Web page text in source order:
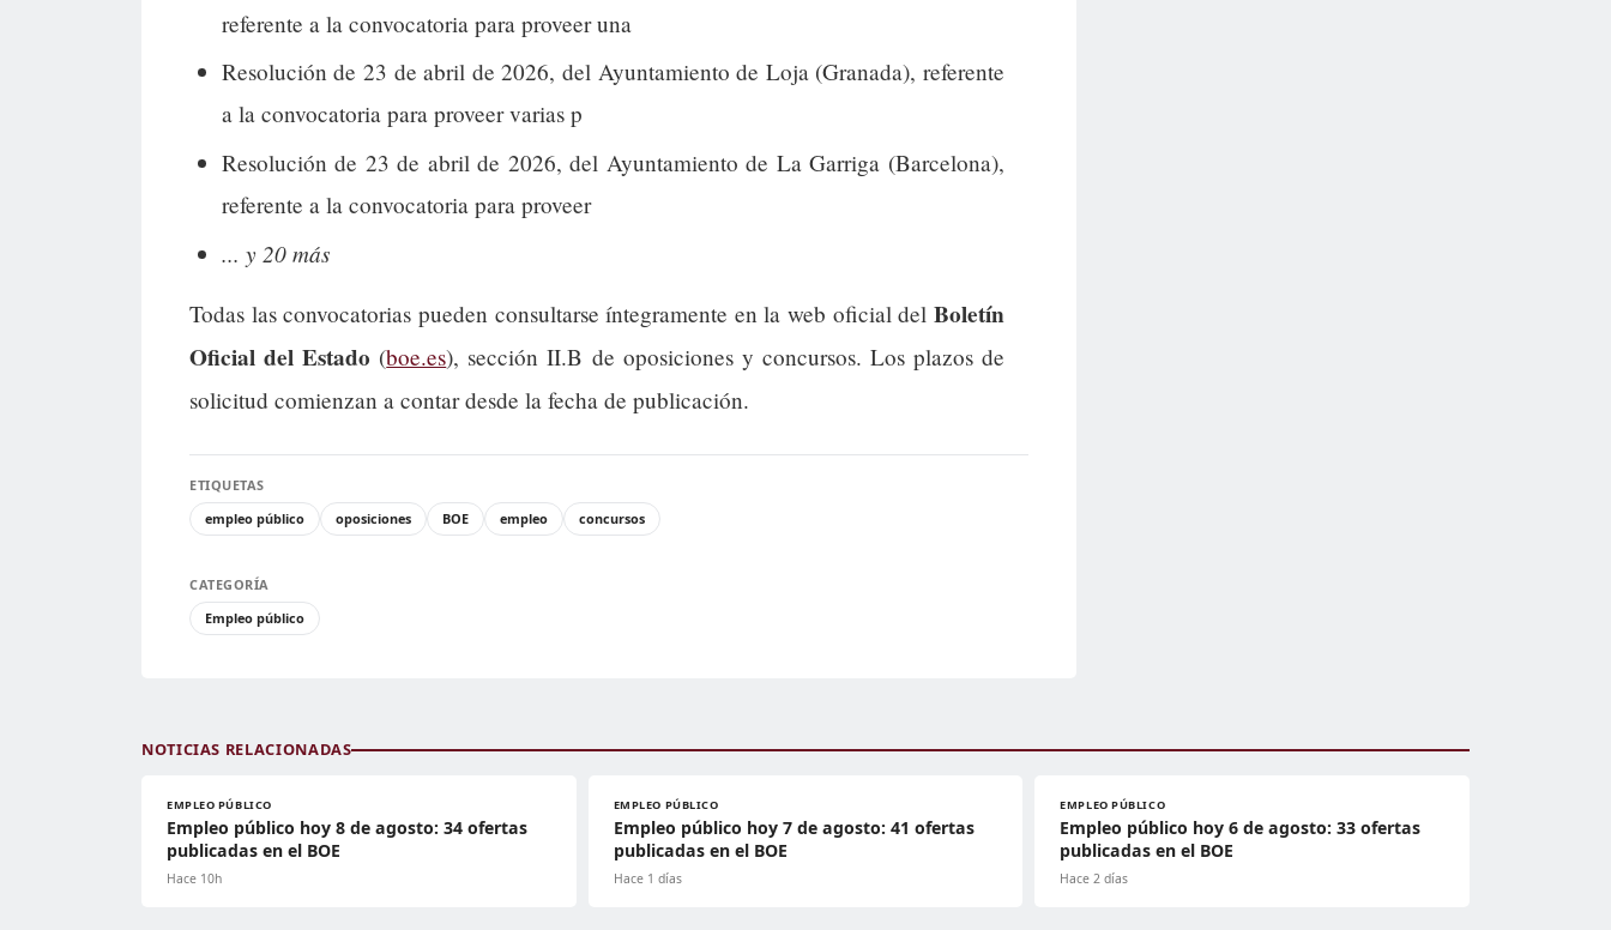
referente a la convocatoria para proveer una
Resolución de 23 de abril de 2026, del Ayuntamiento de Loja (Granada), referente
a la convocatoria para proveer varias p
Resolución de 23 de abril de 2026, del Ayuntamiento de La Garriga (Barcelona),
referente a la convocatoria para proveer
... y 20 más
Todas las convocatorias pueden consultarse íntegramente en la web oficial del Boletín
Oficial del Estado (boe.es), sección II.B de oposiciones y concursos. Los plazos de
solicitud comienzan a contar desde la fecha de publicación.
ETIQUETAS
empleo público
oposiciones BOE empleo concursos
CATEGORÍA
Empleo público
NOTICIAS RELACIONADAS
EMPLEO PÚBLICO
Empleo público hoy 8 de agosto: 34 ofertas
publicadas en el BOE
Hace 10h
EMPLEO PÚBLICO
Empleo público hoy 7 de agosto: 41 ofertas
publicadas en el BOE
Hace 1 días
EMPLEO PÚBLICO
Empleo público hoy 6 de agosto: 33 ofertas
publicadas en el BOE
Hace 2 días